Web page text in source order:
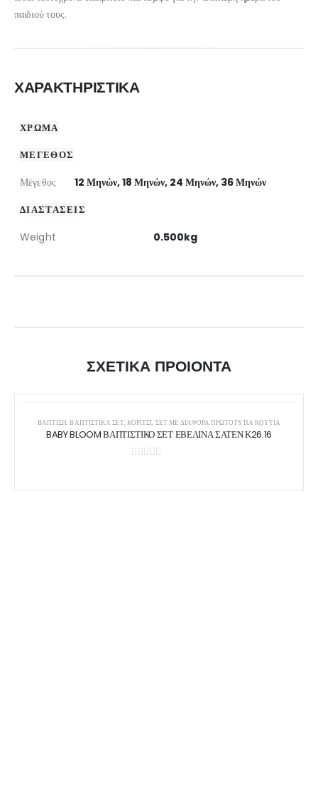
παιδιού τους.
ΧΑΡΑΚΤΗΡΙΣΤΙΚΑ
ΧΡΩΜΑ
ΜΕΓΕΘΟΣ
Μέγεθος 12 Μηνών, 18 Μηνών, 24 Μηνών, 36 Μηνών
ΔΙΑΣΤΑΣΕΙΣ
Weight 0.500kg
ΣΧΕΤΙΚΑ ΠΡΟΙΟΝΤΑ
ΒΑΠΤΙΣΗ,ΒΑΠΤΙΣΤΙΚΆ ΣΕΤ,ΚΟΡΊΤΣΙ, ΣΕΤ ΜΕ ΔΙΆΦΟΡΑ ΠΡΩΤΌΤΥΠΑ ΚΟΥΤΙΆ
BABY BLOOM ΒΑΠΤΙΣΤΙΚΟ ΣΕΤ ΕΒΕΛΙΝΑ ΣΑΤΕΝ Κ26.16